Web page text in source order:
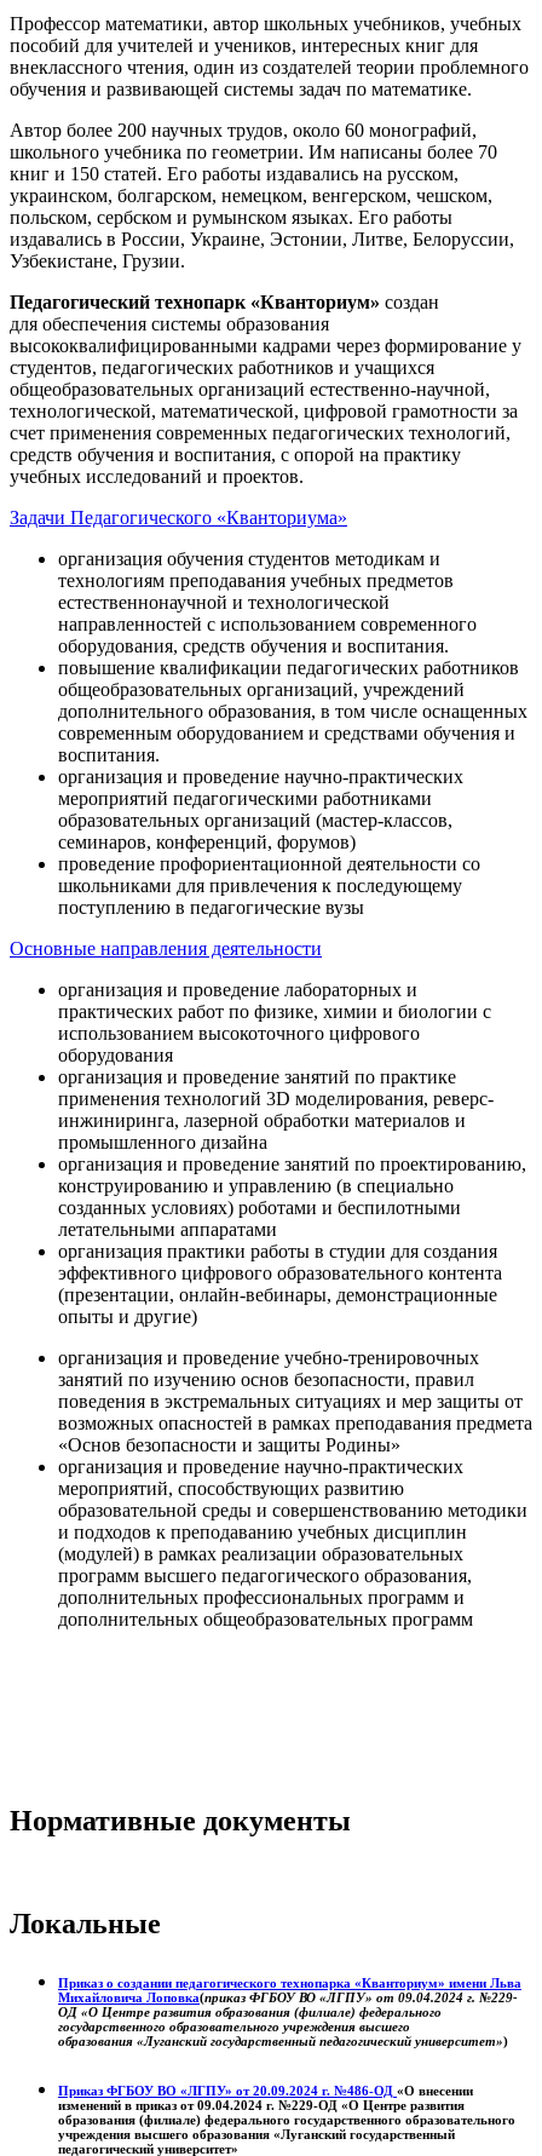
Профессор математики, автор школьных учебников, учебных
пособий для учителей и учеников, интересных книг для
внеклассного чтения, один из создателей теории проблемного
обучения и развивающей системы задач по математике.
Автор более 200 научных трудов, около 60 монографий,
школьного учебника по геометрии. Им написаны более 70
книг и 150 статей. Его работы издавались на русском,
украинском, болгарском, немецком, венгерском, чешском,
польском, сербском и румынском языках. Его работы
издавались в России, Украине, Эстонии, Литве, Белоруссии,
Узбекистане, Грузии.
Педагогический технопарк «Кванториум» создан
для обеспечения системы образования
высококвалифицированными кадрами через формирование у
студентов, педагогических работников и учащихся
общеобразовательных организаций естественно-научной,
технологической, математической, цифровой грамотности за
счет применения современных педагогических технологий,
средств обучения и воспитания, с опорой на практику
учебных исследований и проектов.
Задачи Педагогического «Кванториума»
организация обучения студентов методикам и
технологиям преподавания учебных предметов
естественнонаучной и технологической
направленностей с использованием современного
оборудования, средств обучения и воспитания.
повышение квалификации педагогических работников
общеобразовательных организаций, учреждений
дополнительного образования, в том числе оснащенных
современным оборудованием и средствами обучения и
воспитания.
организация и проведение научно-практических
мероприятий педагогическими работниками
образовательных организаций (мастер-классов,
семинаров, конференций, форумов)
проведение профориентационной деятельности со
школьниками для привлечения к последующему
поступлению в педагогические вузы
Основные направления деятельности
организация и проведение лабораторных и
практических работ по физике, химии и биологии с
использованием высокоточного цифрового
оборудования
организация и проведение занятий по практике
применения технологий 3D моделирования, реверс-
инжиниринга, лазерной обработки материалов и
промышленного дизайна
организация и проведение занятий по проектированию,
конструированию и управлению (в специально
созданных условиях) роботами и беспилотными
летательными аппаратами
организация практики работы в студии для создания
эффективного цифрового образовательного контента
(презентации, онлайн-вебинары, демонстрационные
опыты и другие)
организация и проведение учебно-тренировочных
занятий по изучению основ безопасности, правил
поведения в экстремальных ситуациях и мер защиты от
возможных опасностей в рамках преподавания предмета
«Основ безопасности и защиты Родины»
организация и проведение научно-практических
мероприятий, способствующих развитию
образовательной среды и совершенствованию методики
и подходов к преподаванию учебных дисциплин
(модулей) в рамках реализации образовательных
программ высшего педагогического образования,
дополнительных профессиональных программ и
дополнительных общеобразовательных программ
Нормативные документы
Локальные
Приказ о создании педагогического технопарка «Кванториум» имени Льва
Михайловича Лоповка(приказ ФГБОУ ВО «ЛГПУ» от 09.04.2024 г. №229-
ОД «О Центре развития образования (филиале) федерального
государственного образовательного учреждения высшего
образования «Луганский государственный педагогический университет»)
Приказ ФГБОУ ВО «ЛГПУ» от 20.09.2024 г. №486-ОД «О внесении
изменений в приказ от 09.04.2024 г. №229-ОД «О Центре развития
образования (филиале) федерального государственного образовательного
учреждения высшего образования «Луганский государственный
педагогический университет»